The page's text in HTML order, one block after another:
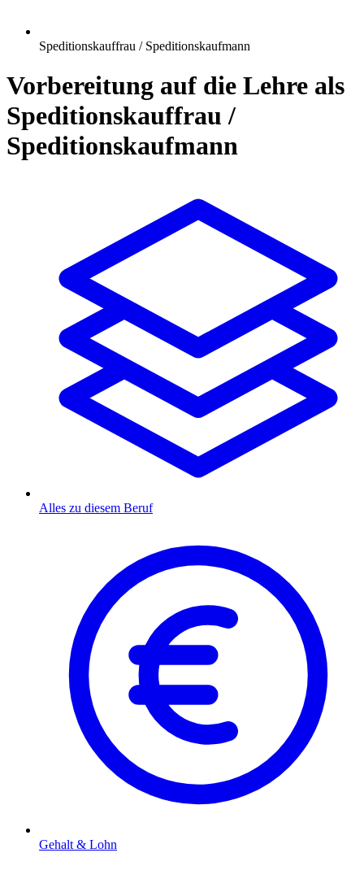
Speditionskauffrau / Speditionskaufmann
Vorbereitung auf die Lehre als
Speditionskauffrau /
Speditionskaufmann
Alles zu diesem Beruf
Gehalt & Lohn